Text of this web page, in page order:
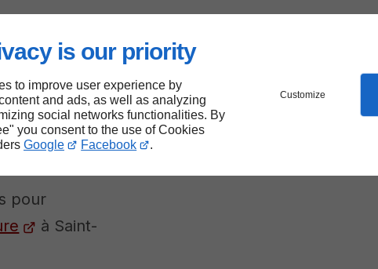
is our priority
to improve user experience by
and ads, as well as analyzing
social networks functionalities. By
you consent to the use of Cookies
Google Facebook .
Customize
pour
à Saint-